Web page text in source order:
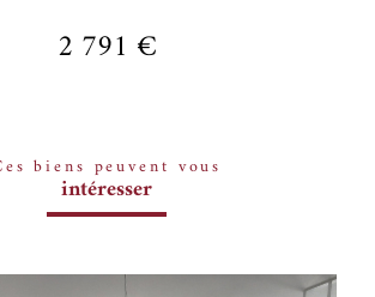
2 791 €
biens peuvent vous
intéresser